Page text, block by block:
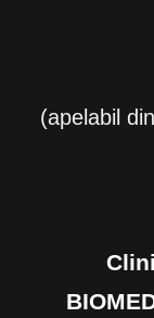
(apelabil